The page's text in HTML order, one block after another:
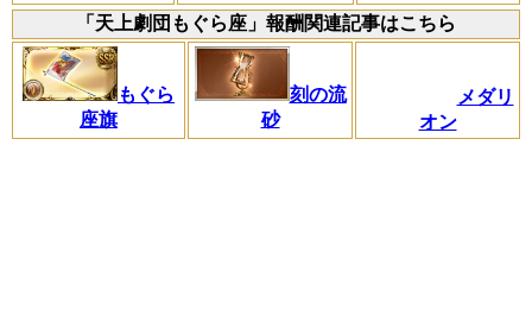
「天上劇団もぐら座」報酬関連記事はこちら
もぐら
座旗
刻の流
砂
メダリ
オン